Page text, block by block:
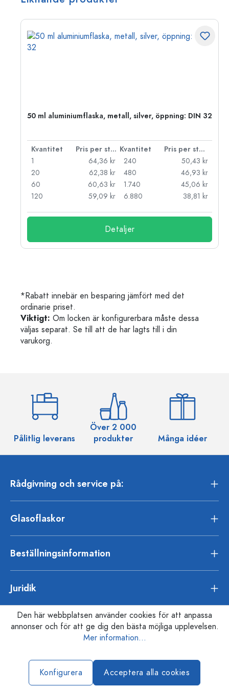
50 ml aluminiumflaska, metall, silver, öppning: DIN 32
Kvantitet Pris per styck Kvantitet
Pris per styck
1
64,36 kr
20
62,38 kr
60
60,63 kr
120
59,09 kr
240
50,43 kr
480
46,93 kr
1.740
45,06 kr
6.880
38,81 kr
Detaljer
*Rabatt innebär en besparing jämfört med det
ordinarie priset.
Viktigt: Om locken är konfigurerbara måste dessa
väljas separat. Se till att de har lagts till i din
varukorg.
Pålitlig leverans
Över 2 000
produkter
Många idéer
Rådgivning och service på:
Glasoflaskor
Beställningsinformation
Juridik
Den här webbplatsen använder cookies för att anpassa
annonser och för att ge dig den bästa möjliga upplevelsen.
Mer information...
Konfigurera Acceptera alla cookies